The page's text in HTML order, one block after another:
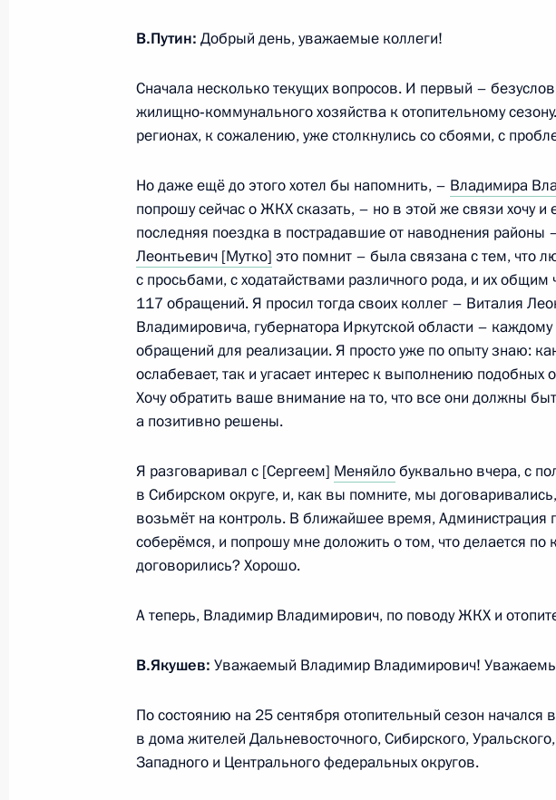
Встреча с представителями партии «Единая Россия»
2 июня 2021 года, 16:50
Заседание Совета по науке и образованию
8 февраля 2021 года, 16:00
Социальный онлайн-форум партии «Единая Россия»
14 декабря 2020 года, 14:10
Подписан Указ о Заместителе Председателя Совета
16 января 2020 года, 16:15
Внесены изменения в некоторые акты Президента
16 января 2020 года, 16:10
Указ о Правительстве Российской Федерации
15 января 2020 года, 19:15
В.Путин: Добрый день, уважаемые коллеги!
Сначала несколько текущих вопросов. И первый –
жилищно‑коммунального хозяйства к отопительному
регионах, к сожалению, уже столкнулись со сбоями, с
Но даже ещё до этого хотел бы напомнить, – Владимира
попрошу сейчас о ЖКХ сказать, – но в этой же связи хочу и
последняя поездка в пострадавшие от наводнения районы
Леонтьевич [Мутко] это помнит – была связана с тем, что
с просьбами, с ходатайствами различного рода, и их
117 обращений. Я просил тогда своих коллег – Виталия
Владимировича, губернатора Иркутской области –
обращений для реализации. Я просто уже по опыту знаю:
ослабевает, так и угасает интерес к выполнению подобных
Хочу обратить ваше внимание на то, что все они должны
а позитивно решены.
Я разговаривал с [Сергеем] Меняйлобуквально вчера, с
в Сибирском округе, и, как вы помните, мы
возьмёт на контроль. В ближайшее время, Администрация
соберёмся, и попрошу мне доложить о том, что делается
договорились? Хорошо.
А теперь, Владимир Владимирович, по поводу ЖКХ и
В.Якушев: Уважаемый Владимир Владимирович!
По состоянию на 25 сентября отопительный сезон начался
в дома жителей Дальневосточного, Сибирского,
Западного и Центрального федеральных округов.